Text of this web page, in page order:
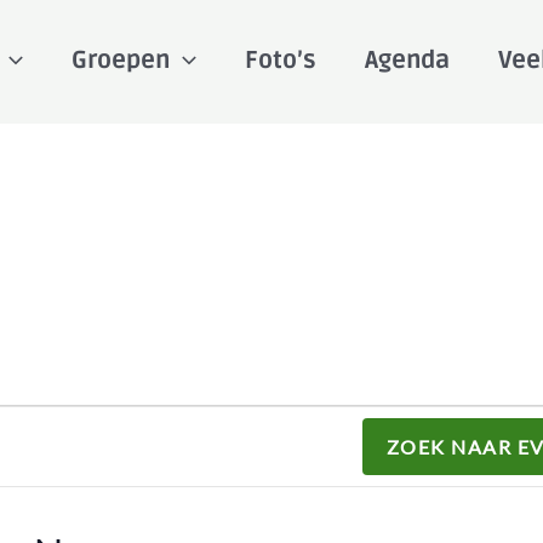
Groepen Foto’s Agenda
ZOEK NAAR